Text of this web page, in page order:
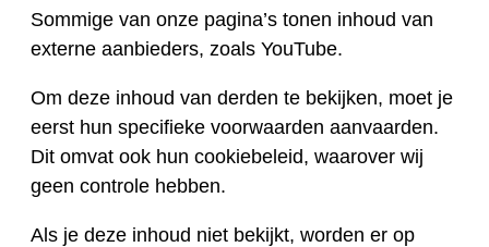
Sommige van onze pagina’s tonen inhoud van
externe aanbieders, zoals YouTube.
Om deze inhoud van derden te bekijken, moet je
eerst hun specifieke voorwaarden aanvaarden.
Dit omvat ook hun cookiebeleid, waarover wij
geen controle hebben.
Als je deze inhoud niet bekijkt, worden er op